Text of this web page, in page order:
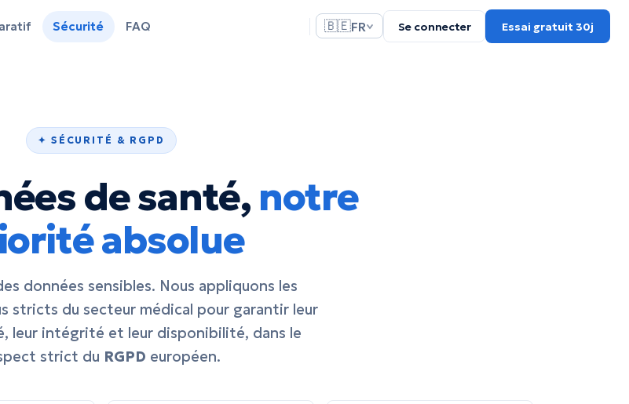
Sécurité FAQ 🇧🇪FR Se connecter Essai gratuit 30j
✦ SÉCURITÉ & RGPD
de santé, notre
absolue
données sensibles. Nous appliquons les
stricts du secteur médical pour garantir leur
leur intégrité et leur disponibilité, dans le
strict du RGPD européen.